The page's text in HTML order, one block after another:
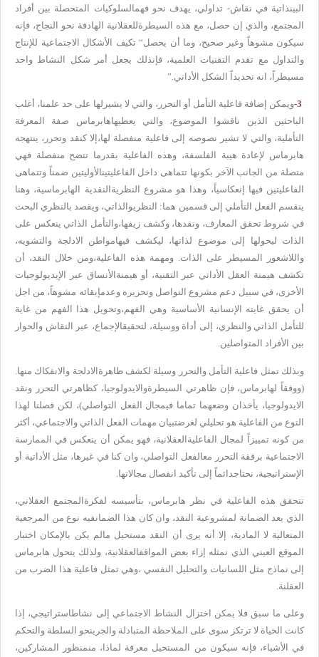
البينذاتية في نقاش- تداولي، يهدف نحو فهمالسلوكيات المتحصلة بين أفراد
المجتمع، والذي إن حصل، مع هذه السيطرةللعقلانية الهادفة نحو النجاح، فإنه
سيكون مشوهاً وغير صحيح، وما أن يحصل“ تكيف الأشكال الاجتماعية للإنتاج
والتداول مع تقدم التقنيات العلمية، فإنذلك يجعل أمر شكل النشاط واحد
مسيطراً، انه تحديداً الشكل الأداتي ”.
-3ويمكن إضافة فاعلية التأمل أو التحرر، والتي لا يشير لها على حد علمنا، أغلب
الباحثين الذين ناقشوا الموضوع، والتي يعطيهاهابرماس صفة المعرفة
التأملية، والتي لا تشير نصوصه إلى فاعلية منفصلة لها، إلا كنقد وتحرر، ينتهجه
هابرماس لإعادة هيبة الفلسفة، وهذه الفاعلية بقدر ما تتضح منفصلة فهي
متصلة من الجانب الآخر بكونها تتماهى داخل الفاعليتينالأوليتين ضمناً وتتماهى
الفاعليتين فيها إنعكاسياً، وهذا هو مشروع النظرية النقدية الهابرماسية، وهنا
ينقسم الفعل التأملي إلى قسمين هما: النظريوالذاتي، ويقصد بالنظري البحث
في شروط تحقق المعارف، ونقدها، وكشف زيفها،والتأمل الذاتي ينعكس على
الذات ليحولها إلى موضوع لذاتها، ليكشف فيهامواطن الادلجة والتشويه،
واللاشعور المسيطر على الذات. ومهمة هذه الفاعلية،ومن خلال النقد، أن
تكشف هيمنة العقل الأداتي عبر التقنية، أو هيمنة الأنساق عبر الإيديولوجيات
الأخرى، في سبيل دعم مشروع التواصل وتحريره وعدمإبقائه مشوهاً، من اجل
أن يحقق غايته الإنسانية الأساسية وهي الفهم،وتحويل هذا الفهم من غاية
للتأمل الذاتي والنظري، إلى أداة ووسيلة، لتحقيقالإجماع، عبر النقاش والحوار
بين الأفراد المتواصلين.
وبذلك تمثل فاعلية التأمل والتحرر وسيلة لكشف ظاهرةالادلجة والانفكاك منها.
(ووفقاً لهابرماس، فإن ظاهرتي السيطرةوالايدولوجيا، كظاهرتي التحرر ونقد
الايدولوجيا، يأخذان وضعهما تماما فيمجال الفعل التواصلي)، لكن فصلنا لهذا
النوع من الفاعلية هو تحليلي لغرضتبيان مهمات الفعل الذاتي والاجتماعي، أكثر
من كونه تمييزاً لمجال الفاعليةالعقلانية، فهو يمكن أن ينعكس في الممارسة
الاجتماعية برفقة التحرر معالفعل التواصلي، وان كنا في غيرها، مثل الأداتية أو
الإستراتيجية، نحتاجدائماً إلى تأكيد انفصال مجالاتها
تتحقق هذه الفاعلية في نظر هابرماس، بتأسيسه لفكرة المجتمع العقلاني،
الذي يعد الضمانة لمشروعية النقد، وان كان هذا الضمانفيه نوع من المرجعية
المتعالية لا المادية، إلا أنه يرى أن النقد مستحيل ما لم يكن بالإمكان اختبار
الموقع العيني الذي نمثله إزاء بعض المواقفالعقلانية، ولذلك يتحول هابرماس
إلى نماذج مثل اللسانيات والتحليل النفسي ،وهي تمثل فاعلية هذا الضرب من
العقلنة
وعلى ما سبق فلا يمكن اختزال النشاط الاجتماعي إلى نشاطاستراتيجي، إذا
كانت الحياة لا ترتكز سوى على الملاحظة المتبادلة والجرينحو السلطة والتحكم
في الأشياء، فإنه سيكون من المستحيل معرفة لماذا، منمنظور المشاركين،